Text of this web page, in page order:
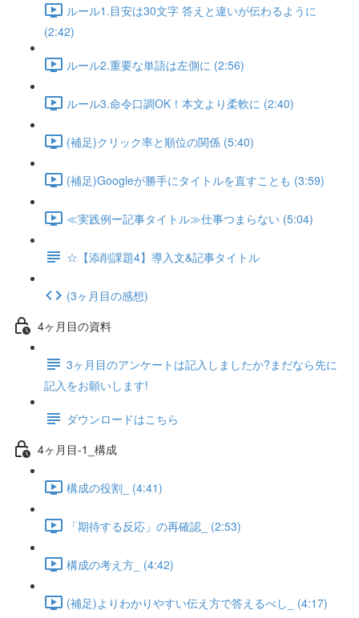
ルール1.目安は30文字 答えと違いが伝わるように
(2:42)
ルール2.重要な単語は左側に (2:56)
ルール3.命令口調OK！本文より柔軟に (2:40)
(補足)クリック率と順位の関係 (5:40)
(補足)Googleが勝手にタイトルを直すことも (3:59)
≪実践例ー記事タイトル≫仕事つまらない (5:04)
☆【添削課題4】導入文&記事タイトル
(3ヶ月目の感想)
4ヶ月目の資料
3ヶ月目のアンケートは記入しましたか?まだなら先に
記入をお願いします!
ダウンロードはこちら
4ヶ月目-1_構成
構成の役割_ (4:41)
「期待する反応」の再確認_ (2:53)
構成の考え方_ (4:42)
(補足)よりわかりやすい伝え方で答えるべし_ (4:17)